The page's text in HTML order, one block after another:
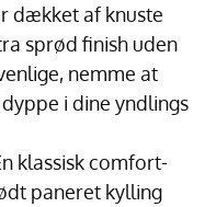
dækket af knuste
sprød finish uden
nemme at
i dine yndlings
klassisk comfort-
paneret kylling